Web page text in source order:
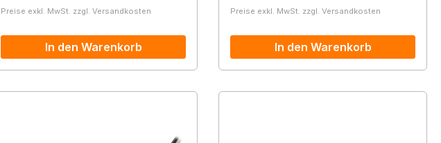
Preise exkl. MwSt. zzgl. Versandkosten
In den Warenkorb
Preise exkl. MwSt. zzgl. Versandkosten
In den Warenkorb